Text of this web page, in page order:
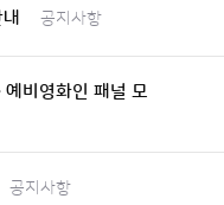
공지사항
비영화인 패널 모
공지사항